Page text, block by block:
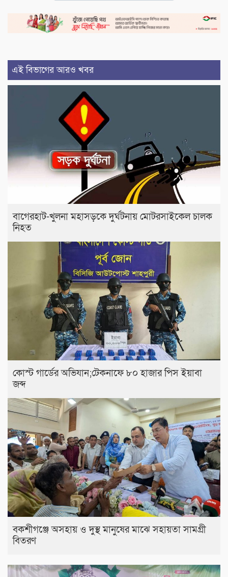
এই বিভাগের আরও খবর
বাগেরহাট-খুলনা মহাসড়কে ‌দুর্ঘটনায় মোটরসাইকেল চালক
নিহত
কোস্ট গার্ডের অভিযান;টেকনাফে ৮০ হাজার পিস ইয়াবা
জব্দ
বকশীগঞ্জে অসহায় ও দুস্থ মানুষের মাঝে সহায়তা সামগ্রী
বিতরণ